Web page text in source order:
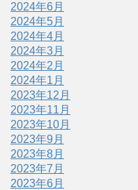
2024年6月
2024年5月
2024年4月
2024年3月
2024年2月
2024年1月
2023年12月
2023年11月
2023年10月
2023年9月
2023年8月
2023年7月
2023年6月